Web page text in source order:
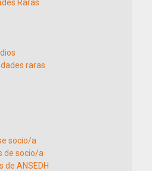
Raras
raras
socio/a
de socio/a
de ANSEDH